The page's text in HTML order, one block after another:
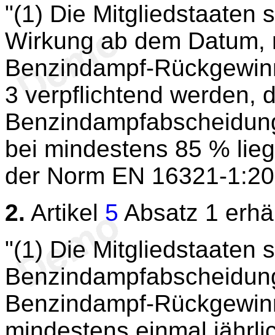
"(1) Die Mitgliedstaaten
Wirkung ab dem
Benzindampf-
3 verpflichtend werden,
bei mindestens 85 %
der Norm EN 16321-
2. Artikel 5 Absatz 1
"(1) Die Mitgliedstaaten
Benzindampf-